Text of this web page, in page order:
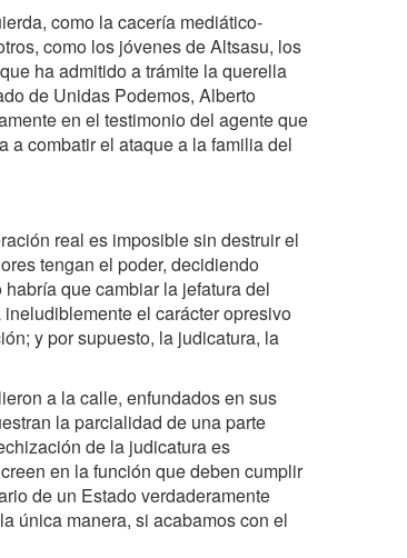
como la cacería mediático-
como los jóvenes de Altsasu, los
ha admitido a trámite la querella
de Unidas Podemos, Alberto
en el testimonio del agente que
a combatir el ataque a la familia del
real es imposible sin destruir el
tengan el poder, decidiendo
que cambiar la jefatura del
el carácter opresivo
y por supuesto, la judicatura, la
a la calle, enfundados en sus
la parcialidad de una parte
de la judicatura es
en la función que deben cumplir
de un Estado verdaderamente
única manera, si acabamos con el